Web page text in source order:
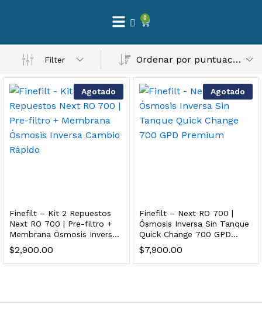
0
Filter Ordenar por puntuación media
Agotado
Finefilt – Kit 2 Repuestos
Next RO 700 | Pre-filtro +
Membrana Ósmosis Inversa
Cambio Rápido
$2,900.00
Agotado
Finefilt – Next RO 700 |
Ósmosis Inversa Sin Tanque
Quick Change 700 GPD
Premium
$7,900.00
– Máxima Calidad En Filtración
3,900.00
al carrito
al carrito
Esterilizador UV 25 Watts 4 Pines